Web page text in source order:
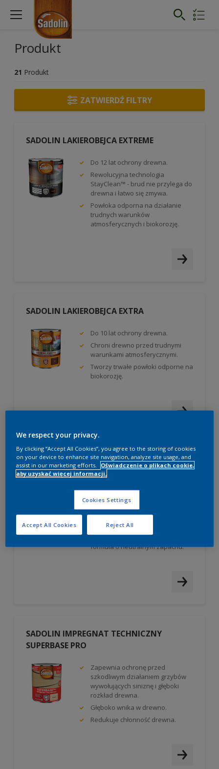
Produkt
21 Produkt
ZATWIERDŹ FILTRY
SADOLIN LAKIEROBEJCA EXTREME
Do 12 lat ochrony drewna.
Rewolucyjna technologia
StayClean™ - brud nie przylega do
drewna i łatwo się zmywa.
Powłoka odporna na działanie
trudnych warunków
atmosferycznych i biokorozję.
SADOLIN LAKIEROBEJCA EXTRA
Do 10 lat ochrony drewna.
Chroni drewno przed trudnymi
warunkami atmosferycznymi.
Tworzy trwałe powłoki odporne na
biokorozję.
SADOLIN LAKIEROBEJCA EXTRA PLUS
atmosferycznymi.
Zabezpiecza przed wnikaniem
wody i wilgoci w głąb drewna.
Łatwa w aplikacji, szybkoschnąca
formuła o neutralnym zapachu.
SADOLIN IMPREGNAT TECHNICZNY
SUPERBASE PRO
Zapewnia ochronę przed
szkodliwym działaniem grzybów
wywołujących siniznę i głęboki
rozkład drewna.
Głęboko wnika w drewno.
Redukuje chłonność drewna.
We respect your privacy.
By clicking “Accept All Cookies”, you agree to the storing of cookies
on your device to enhance site navigation, analyze site usage, and
assist in our marketing efforts.
Oświadczenie o plikach cookie,
aby uzyskać więcej informacji.
Cookies Settings
Reject All
Accept All Cookies